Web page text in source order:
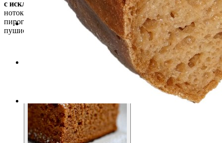
с исключительнобогатым вкусом. Сочетание вкусовых
ноток таких приправ, как корица, кардамон, имбирь делает
пирог из нашей смеси необычно ароматным, а его нежная
пушистая консистенция восхитит каждого.